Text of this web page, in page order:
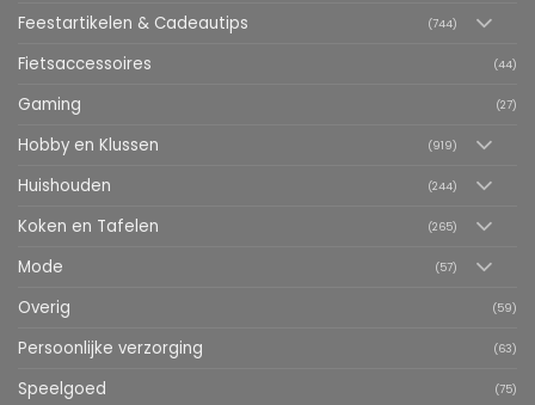
Feestartikelen & Cadeautips (744)
Fietsaccessoires (44)
Gaming (27)
Hobby en Klussen (919)
Huishouden (244)
Koken en Tafelen (265)
Mode (57)
Overig (59)
Persoonlijke verzorging (63)
Speelgoed (75)